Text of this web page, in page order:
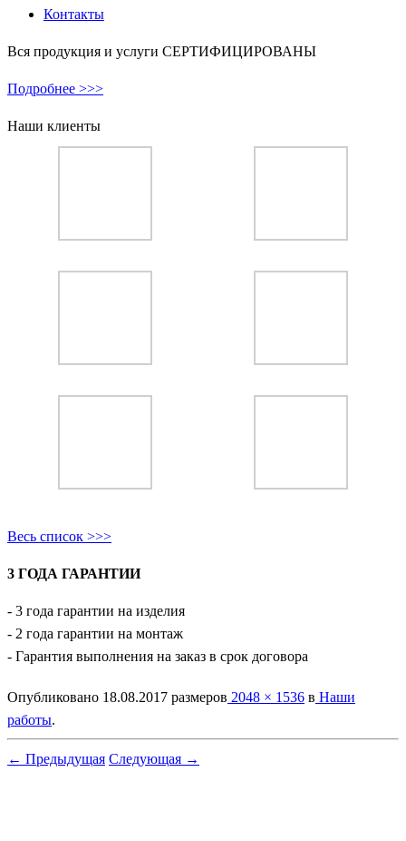
Контакты
Вся продукция и услуги СЕРТИФИЦИРОВАНЫ
Подробнее >>>
Наши клиенты
Весь список >>>
3 ГОДА ГАРАНТИИ
- 3 года гарантии на изделия
- 2 года гарантии на монтаж
- Гарантия выполнения на заказ в срок договора
Опубликовано 18.08.2017 размеров 2048 × 1536 в Наши
работы.
← Предыдущая Следующая →